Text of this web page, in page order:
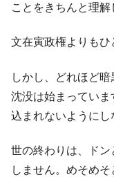
ことをきちんと理解
文在寅政権よりもひ
しかし、どれほど
沈没は始まっていま
込まれないようにし
世の終わりは、ド
しません。めそめ